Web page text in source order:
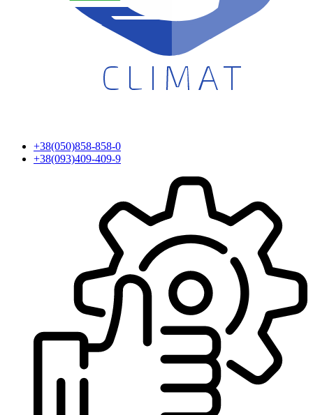
+38(050)858-858-0
+38(093)409-409-9